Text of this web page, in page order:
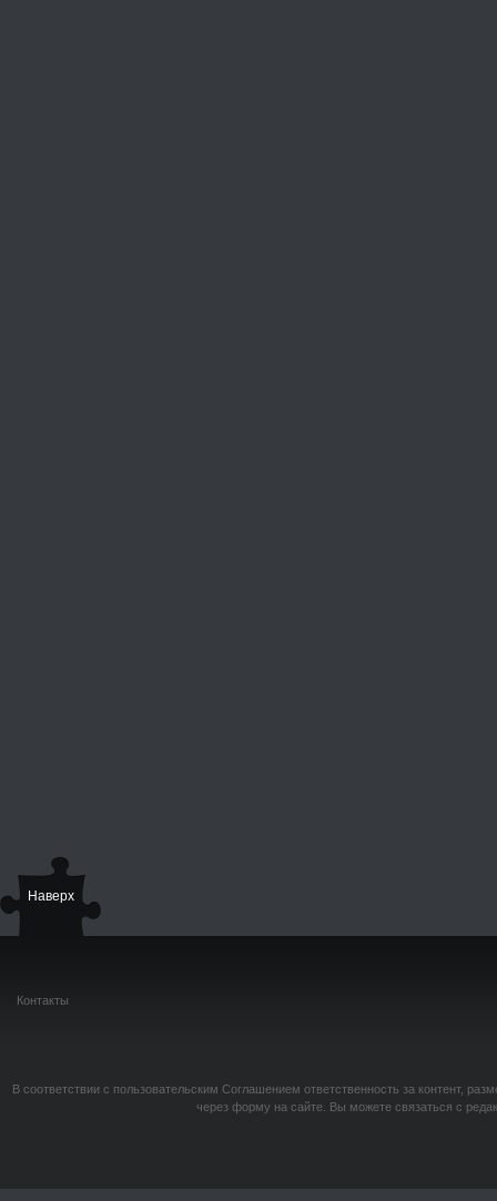
Наверх
Контакты
В соответствии с пользовательским Соглашением ответственность за контент,
через форму на сайте. Вы можете связаться с